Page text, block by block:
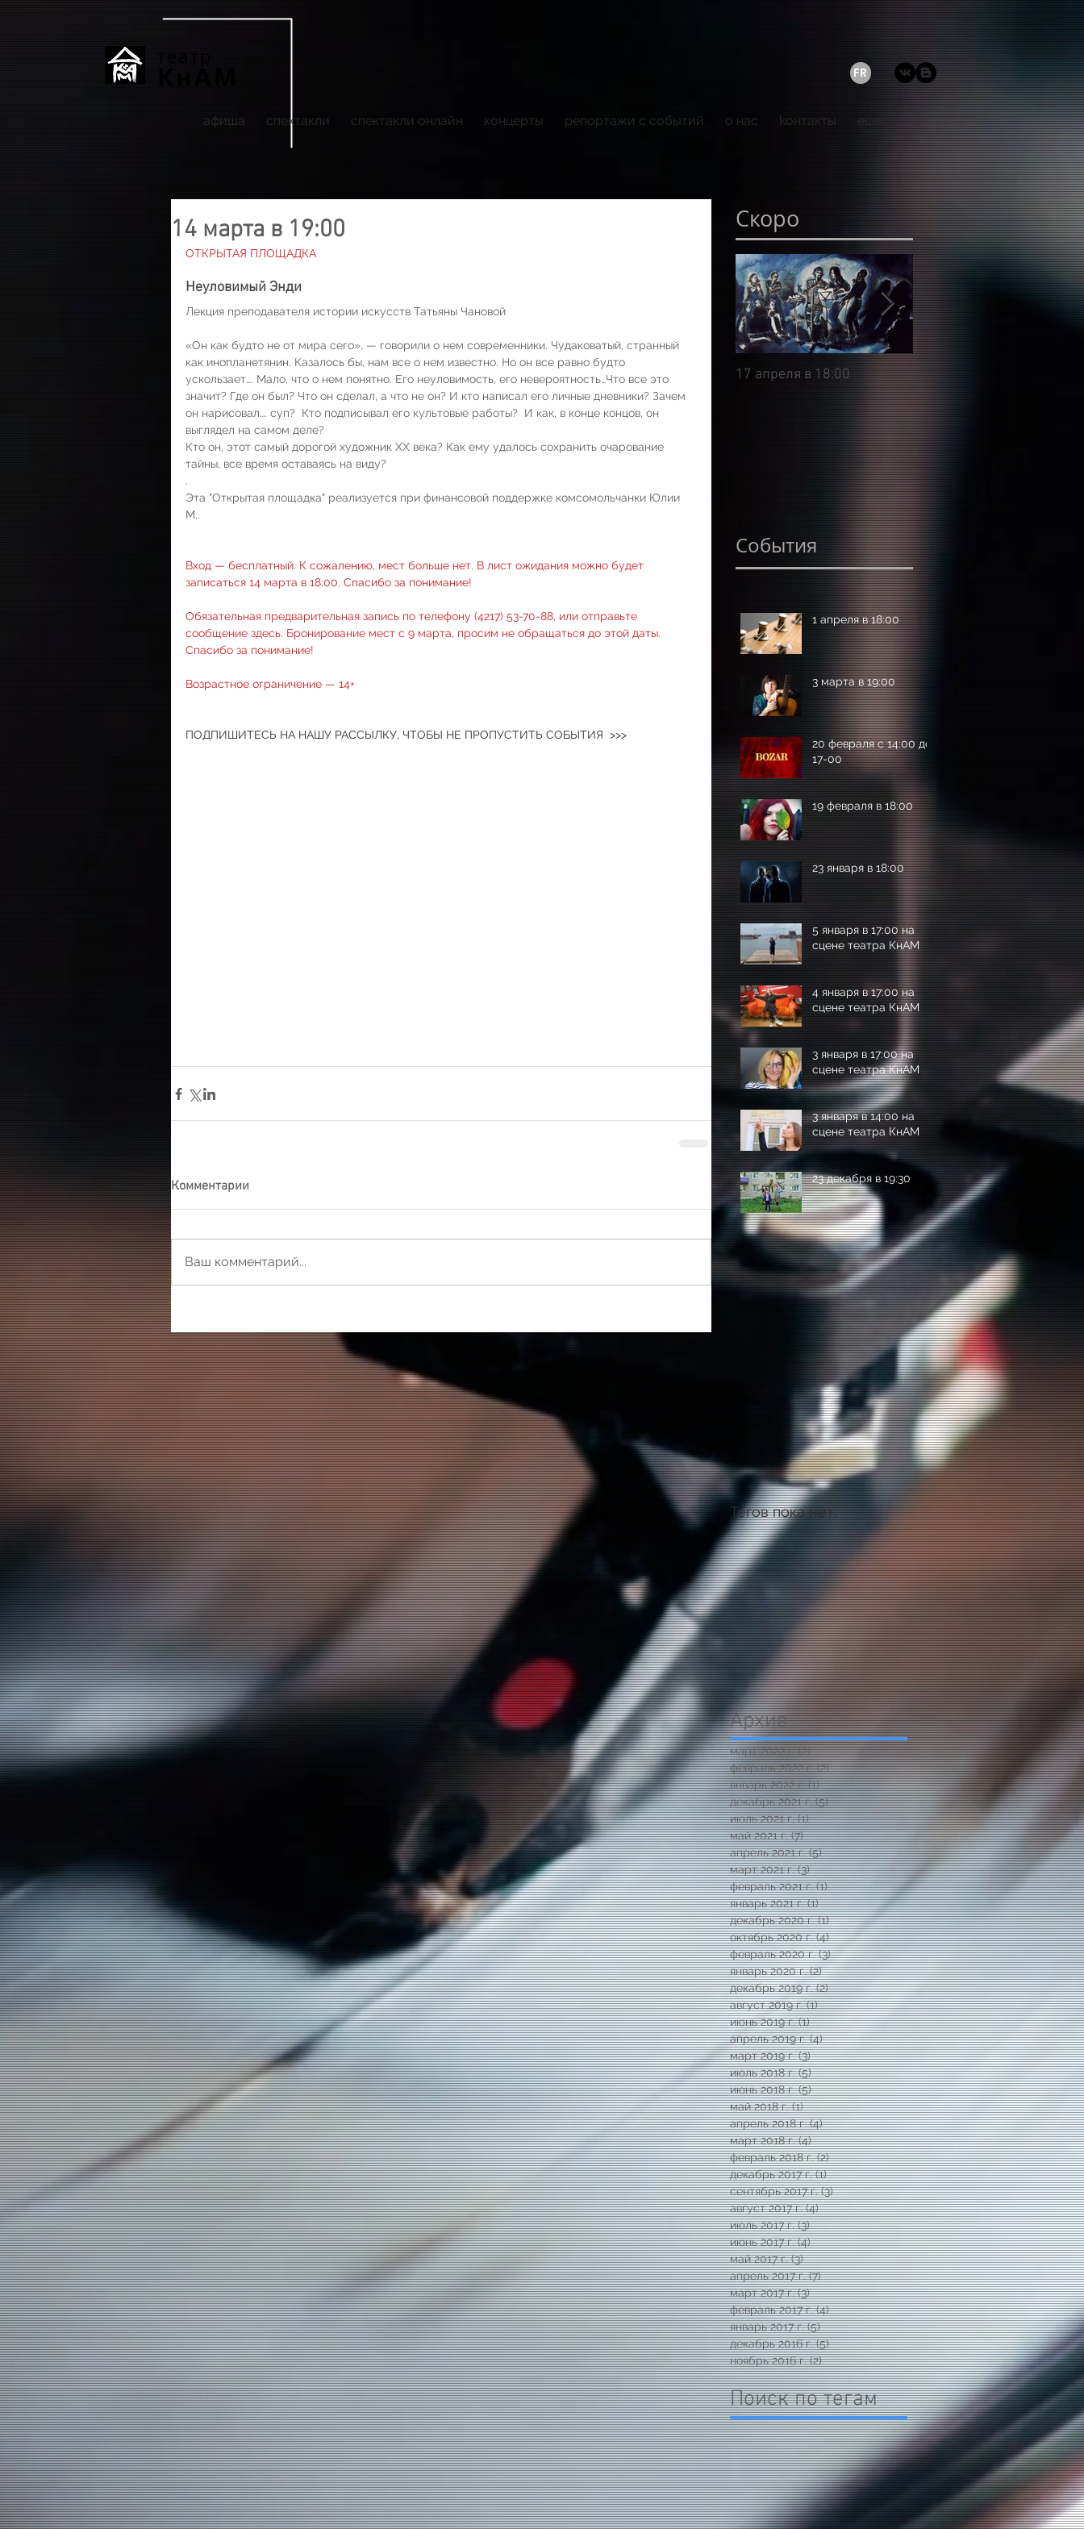
афиша спектакли спектакли онлайн концерты репортажи с событий о нас kонтакты еще
FR
14 марта в 19:00
ОТКРЫТАЯ ПЛОЩАДКА
Неуловимый Энди
Лекция преподавателя истории искусств Татьяны Чановой
«Он как будто не от мира сего», — говорили о нем современники. Чудаковатый, странный
как инопланетянин. Казалось бы, нам все о нем известно. Но он все равно будто
ускользает…. Мало, что о нем понятно. Его неуловимость, его невероятность…Что все это
значит? Где он был? Что он сделал, а что не он? И кто написал его личные дневники? Зачем
он нарисовал…. суп?  Кто подписывал его культовые работы?  И как, в конце концов, он
выглядел на самом деле?
Кто он, этот самый дорогой художник ХХ века? Как ему удалось сохранить очарование
тайны, все время оставаясь на виду?
.
Эта "Открытая площадка" реализуется при финансовой поддержке комсомольчанки Юлии
М..
Вход — бесплатный. К сожалению, мест больше нет. В лист ожидания можно будет
записаться 14 марта в 18:00. Спасибо за понимание!
Обязательная предварительная запись по телефону (4217) 53-70-88, или отправьте
сообщение здесь. Бронирование мест с 9 марта, просим не обращаться до этой даты.
Спасибо за понимание!
Возрастное ограничение — 14+
ПОДПИШИТЕСЬ НА НАШУ РАССЫЛКУ, ЧТОБЫ НЕ ПРОПУСТИТЬ СОБЫТИЯ  >>>
Комментарии
Ваш комментарий...
Скоро
17 апреля в 18:00 9 марта в 18:00
События
1 апреля в 18:00
3 марта в 19:00
20 февраля с 14:00 до
17-00
19 февраля в 18:00
23 января в 18:00
5 января в 17:00 на
сцене театра КнАМ
4 января в 17:00 на
сцене театра КнАМ
3 января в 17:00 на
сцене театра КнАМ
3 января в 14:00 на
сцене театра КнАМ
23 декабря в 19:30
Тегов пока нет.
Архив
март 2022 г. (2)2 поста
февраль 2022 г. (2)2 поста
январь 2022 г. (1)1 пост
декабрь 2021 г. (5)5 постов
июль 2021 г. (1)1 пост
май 2021 г. (7)7 постов
апрель 2021 г. (5)5 постов
март 2021 г. (3)3 поста
февраль 2021 г. (1)1 пост
январь 2021 г. (1)1 пост
декабрь 2020 г. (1)1 пост
октябрь 2020 г. (4)4 поста
февраль 2020 г. (3)3 поста
январь 2020 г. (2)2 поста
декабрь 2019 г. (2)2 поста
август 2019 г. (1)1 пост
июнь 2019 г. (1)1 пост
апрель 2019 г. (4)4 поста
март 2019 г. (3)3 поста
июль 2018 г. (5)5 постов
июнь 2018 г. (5)5 постов
май 2018 г. (1)1 пост
апрель 2018 г. (4)4 поста
март 2018 г. (4)4 поста
февраль 2018 г. (2)2 поста
декабрь 2017 г. (1)1 пост
сентябрь 2017 г. (3)3 поста
август 2017 г. (4)4 поста
июль 2017 г. (3)3 поста
июнь 2017 г. (4)4 поста
май 2017 г. (3)3 поста
апрель 2017 г. (7)7 постов
март 2017 г. (3)3 поста
февраль 2017 г. (4)4 поста
январь 2017 г. (5)5 постов
декабрь 2016 г. (5)5 постов
ноябрь 2016 г. (2)2 поста
Поиск по тегам